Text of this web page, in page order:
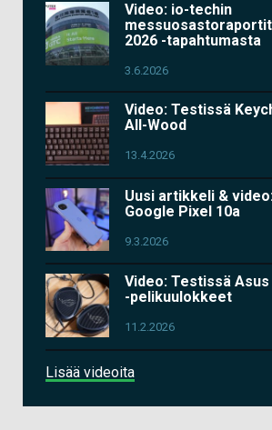
Video: io-techin
2026 -tapahtumasta
3.6.2026
Video: Testissä
All-Wood
13.4.2026
Uusi artikkeli &
Google Pixel 10a
9.3.2026
Video: Testissä Asus
-pelikuulokkeet
11.2.2026
Lisää videoita